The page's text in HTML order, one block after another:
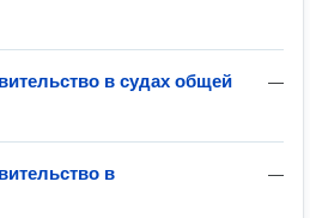
—
в судах общей
—
в